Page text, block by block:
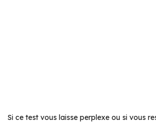
Si ce test vous laisse perplexe ou si vous